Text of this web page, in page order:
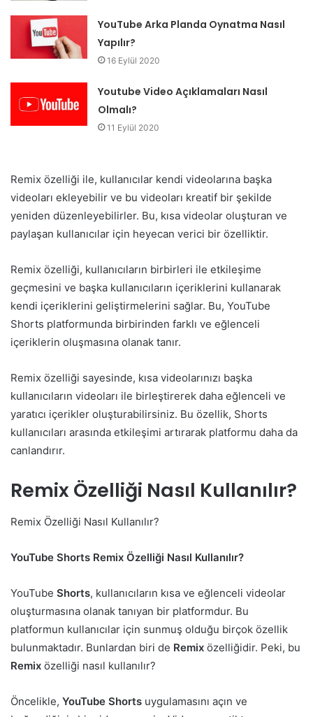
YouTube Arka Planda Oynatma Nasıl
Yapılır?
16 Eylül 2020
Youtube Video Açıklamaları Nasıl
Olmalı?
11 Eylül 2020
Remix özelliği ile, kullanıcılar kendi videolarına başka
videoları ekleyebilir ve bu videoları kreatif bir şekilde
yeniden düzenleyebilirler. Bu, kısa videolar oluşturan ve
paylaşan kullanıcılar için heyecan verici bir özelliktir.
Remix özelliği, kullanıcıların birbirleri ile etkileşime
geçmesini ve başka kullanıcıların içeriklerini kullanarak
kendi içeriklerini geliştirmelerini sağlar. Bu, YouTube
Shorts platformunda birbirinden farklı ve eğlenceli
içeriklerin oluşmasına olanak tanır.
Remix özelliği sayesinde, kısa videolarınızı başka
kullanıcıların videoları ile birleştirerek daha eğlenceli ve
yaratıcı içerikler oluşturabilirsiniz. Bu özellik, Shorts
kullanıcıları arasında etkileşimi artırarak platformu daha da
canlandırır.
Remix Özelliği Nasıl Kullanılır?
Remix Özelliği Nasıl Kullanılır?
YouTube Shorts Remix Özelliği Nasıl Kullanılır?
YouTube Shorts, kullanıcıların kısa ve eğlenceli videolar
oluşturmasına olanak tanıyan bir platformdur. Bu
platformun kullanıcılar için sunmuş olduğu birçok özellik
bulunmaktadır. Bunlardan biri de Remix özelliğidir. Peki, bu
Remix özelliği nasıl kullanılır?
Öncelikle, YouTube Shorts uygulamasını açın ve